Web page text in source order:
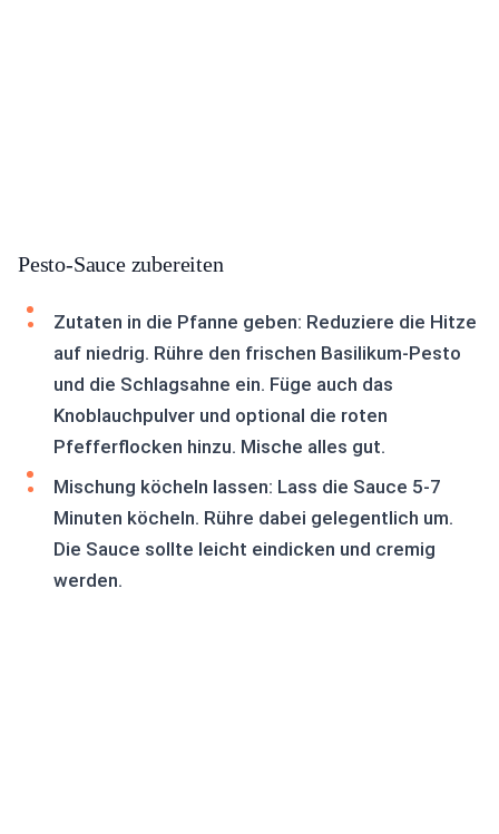
Pesto-Sauce zubereiten
Zutaten in die Pfanne geben: Reduziere die Hitze
auf niedrig. Rühre den frischen Basilikum-Pesto
und die Schlagsahne ein. Füge auch das
Knoblauchpulver und optional die roten
Pfefferflocken hinzu. Mische alles gut.
Mischung köcheln lassen: Lass die Sauce 5-7
Minuten köcheln. Rühre dabei gelegentlich um.
Die Sauce sollte leicht eindicken und cremig
werden.